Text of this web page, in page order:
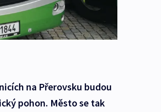
na Přerovsku budou
pohon. Město se tak